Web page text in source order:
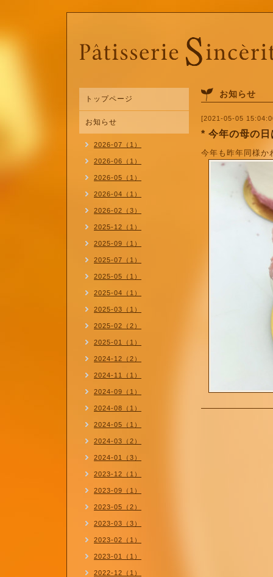
お知らせ
[2021-05-05
* 今年の母の
今年も昨年同様
トップページ
お知らせ
2026-07（1）
2026-06（1）
2026-05（1）
2026-04（1）
2026-02（3）
2025-12（1）
2025-09（1）
2025-07（1）
2025-05（1）
2025-04（1）
2025-03（1）
2025-02（2）
2025-01（1）
2024-12（2）
2024-11（1）
2024-09（1）
2024-08（1）
2024-05（1）
2024-03（2）
2024-01（3）
2023-12（1）
2023-09（1）
2023-05（2）
2023-03（3）
2023-02（1）
2023-01（1）
2022-12（1）